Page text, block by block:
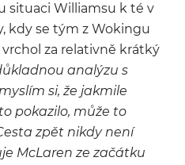
situaci Williamsu k té v
kdy se tým z Wokingu
za relativně krátký
analýzu s
si, že jakmile
pokazilo, může to
zpět nikdy není
McLaren ze začátku